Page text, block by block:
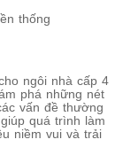
ngôi nhà cấp 4
phá những nét
vấn đề thường
quá trình làm
niềm vui và trải